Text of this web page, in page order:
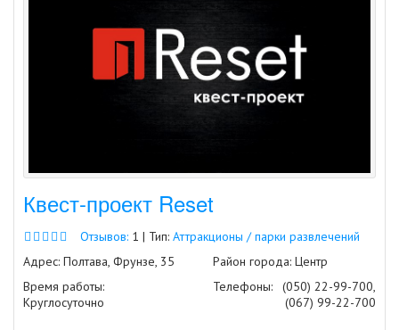
Квест-проект Reset
Отзывов: 1 | Тип: Аттракционы / парки развлечений
Адрес: Полтава, Фрунзе, 35
Время работы:
Круглосуточно
Район города: Центр
Телефоны:
(050) 22-99-700,
(067) 99-22-700